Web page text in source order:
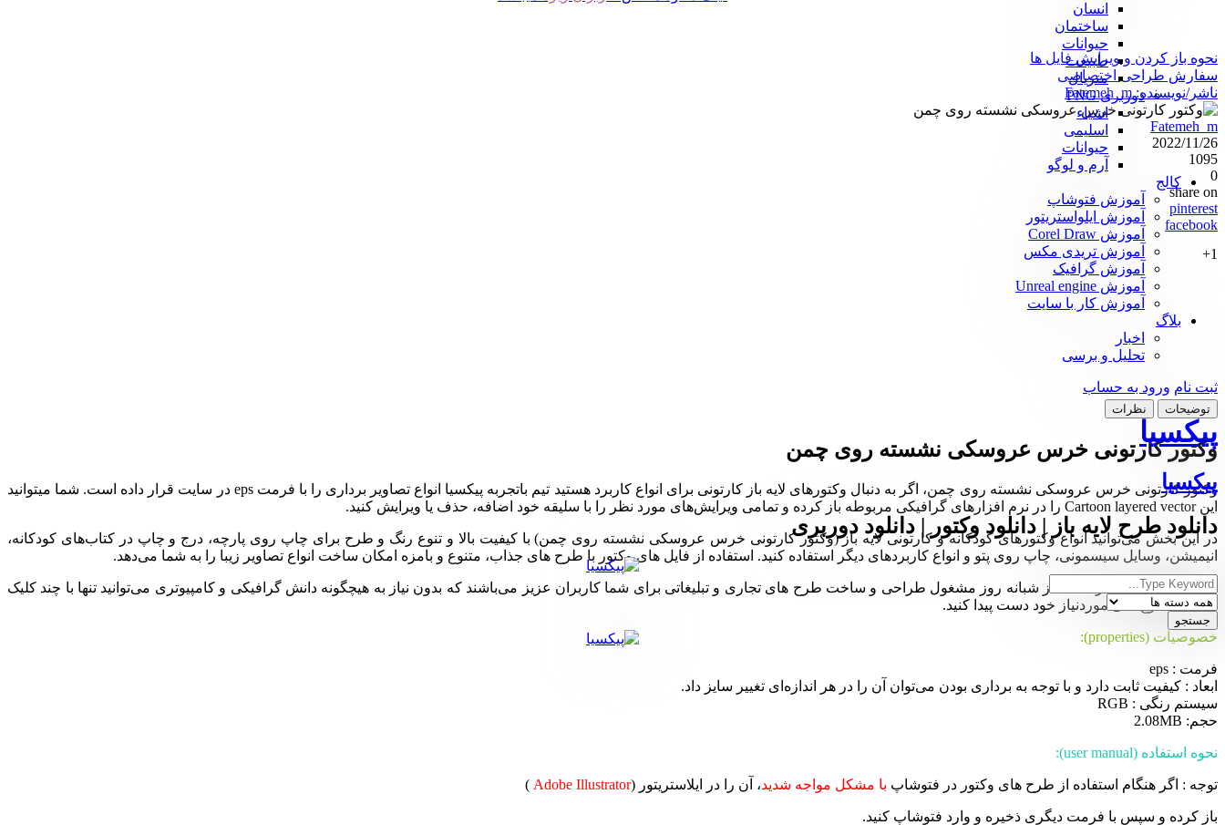
انسان
ساختمان
حیوانات
طبیعت
متریال
دوربری PNG
اشیاء
اسلیمی
حیوانات
آرم و لوگو
کالج
آموزش فتوشاپ
آموزش ایلواستریتور
آموزش Corel Draw
آموزش تریدی مکس
آموزش گرافیک
آموزش Unreal engine
آموزش کار با سایت
بلاگ
اخبار
تحلیل و برسی
ثبت نام ورود به حساب
پیکسیا
پیکسیا
دانلود طرح لایه باز | دانلود وکتور | دانلود دوربری
نحوه باز کردن و ویرایش فایل ها
سفارش طراحی اختصاصی
ناشر/نویسنده:Fatemeh_m
Fatemeh_m
2022/11/26
1095
0
share on
pinterest
facebook
1+
توضیحات نظرات
وکتور کارتونی خرس عروسکی نشسته روی چمن
وکتور کارتونی خرس عروسکی نشسته روی چمن، اگر به دنبال وکتورهای لایه باز کارتونی برای انواع کاربرد هستید تیم باتجربه پیکسیا انواع تصاویر برداری را با فرمت eps در سایت قرار داده است. شما میتوانید
این Cartoon layered vector را در نرم افزارهای گرافیکی مربوطه باز کرده و تمامی ویرایش‌های مورد نظر را با سلیقه خود اضافه، حذف یا ویرایش کنید.
در این بخش می‌توانید انواع وکتورهای کودکانه و کارتونی لایه باز (وکتور کارتونی خرس عروسکی نشسته روی چمن) با کیفیت بالا و تنوع رنگ و طرح برای چاپ روی پارچه، درج و چاپ در کتاب‌های کودکانه،
انیمیشن، وسایل سیسمونی، چاپ روی پتو و انواع کاربردهای دیگر استفاده کنید. استفاده از فایل های وکتور با طرح های جذاب، متنوع و بامزه امکان ساخت انواع تصاویر زیبا را به شما می‌دهد.
مجموعهPixia
در هر لحظه از شبانه روز مشغول طراحی و ساخت طرح های تجاری و تبلیغاتی برای شما کاربران عزیز می‌باشند که بدون نیاز به هیچگونه دانش گرافیکی و کامپیوتری می‌توانید تنها با چند کلیک
ساده به طرح های موردنیاز خود دست پیدا کنید.
خصوصیات (properties):
فرمت : eps
ابعاد : کیفیت ثابت دارد و با توجه به برداری بودن می‌توان آن را در هر اندازه‌ای تغییر سایز داد.
سیستم رنگی : RGB
حجم: 2.08MB
نحوه استفاده (user manual):
توجه : اگر هنگام استفاده از طرح های وکتور در فتوشاپ با مشکل مواجه شدید، آن را در ایلاستریتور (Adobe Illustrator
)
باز کرده و سپس با فرمت دیگری ذخیره و وارد فتوشاپ کنید.